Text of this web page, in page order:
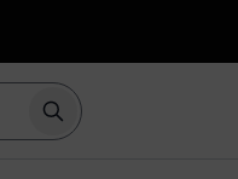
Suche mit